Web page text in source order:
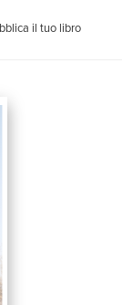
il tuo libro